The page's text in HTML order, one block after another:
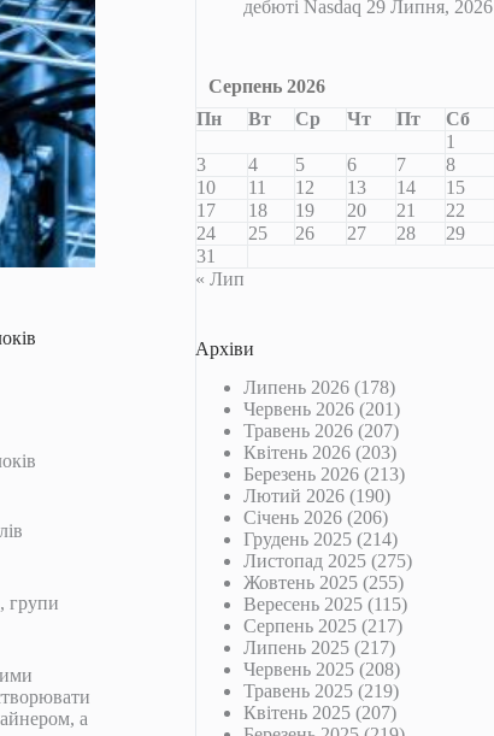
групи
а
дебюті Nasdaq 29 Липня, 2026
Серпень 2026
Пн
Вт Ср Чт Пт Сб
1
3
4 5 6 7 8
10
11 12 13 14 15
17
18 19 20 21 22
24
25 26 27 28 29
31
« Лип
Архіви
Липень 2026 (178)
Червень 2026 (201)
Травень 2026 (207)
Квітень 2026 (203)
Березень 2026 (213)
Лютий 2026 (190)
Січень 2026 (206)
Грудень 2025 (214)
Листопад 2025 (275)
Жовтень 2025 (255)
Вересень 2025 (115)
Серпень 2025 (217)
Липень 2025 (217)
Червень 2025 (208)
Травень 2025 (219)
Квітень 2025 (207)